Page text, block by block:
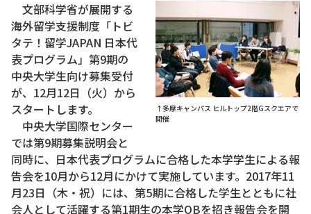
↑多摩キャンパス ヒルトップ2階Gスクエアで
開催
文部科学省が展開する
海外留学支援制度「トビ
タテ！留学JAPAN 日本代
表プログラム」第9期の
中央大学生向け募集受付
が、12月12日（火）から
スタートします。
中央大学国際センター
では第9期募集説明会と
同時に、日本代表プログラムに合格した本学学生による報
告会を10月から12月にかけて実施しています。2017年11
月23日（木・祝）には、第5期に合格した学生とともに社
会人として活躍する第1期生の本学OBを招き報告会を開